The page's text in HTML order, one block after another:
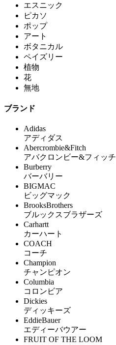
エスニック
ピカソ
ポップ
アート
ボタニカル
ペイズリー
植物
花
無地
ブランド
Adidas
アディダス
Abercrombie&Fitch
アバクロンビー&フィッチ
Burberry
バーバリー
BIGMAC
ビッグマック
BrooksBrothers
ブルックスブラザーズ
Carhartt
カーハート
COACH
コーチ
Champion
チャンピオン
Columbia
コロンビア
Dickies
ディッキーズ
EddieBauer
エディーバウアー
FRUIT OF THE LOOM